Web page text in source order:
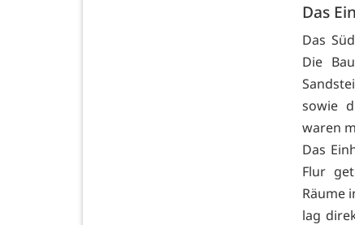
Das
Das
Die
sowie
waren
Das
Flur
Räume
lag